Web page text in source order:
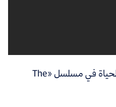
أوفريد تدافع عن رغبتها في الحياة في مسلسل «The